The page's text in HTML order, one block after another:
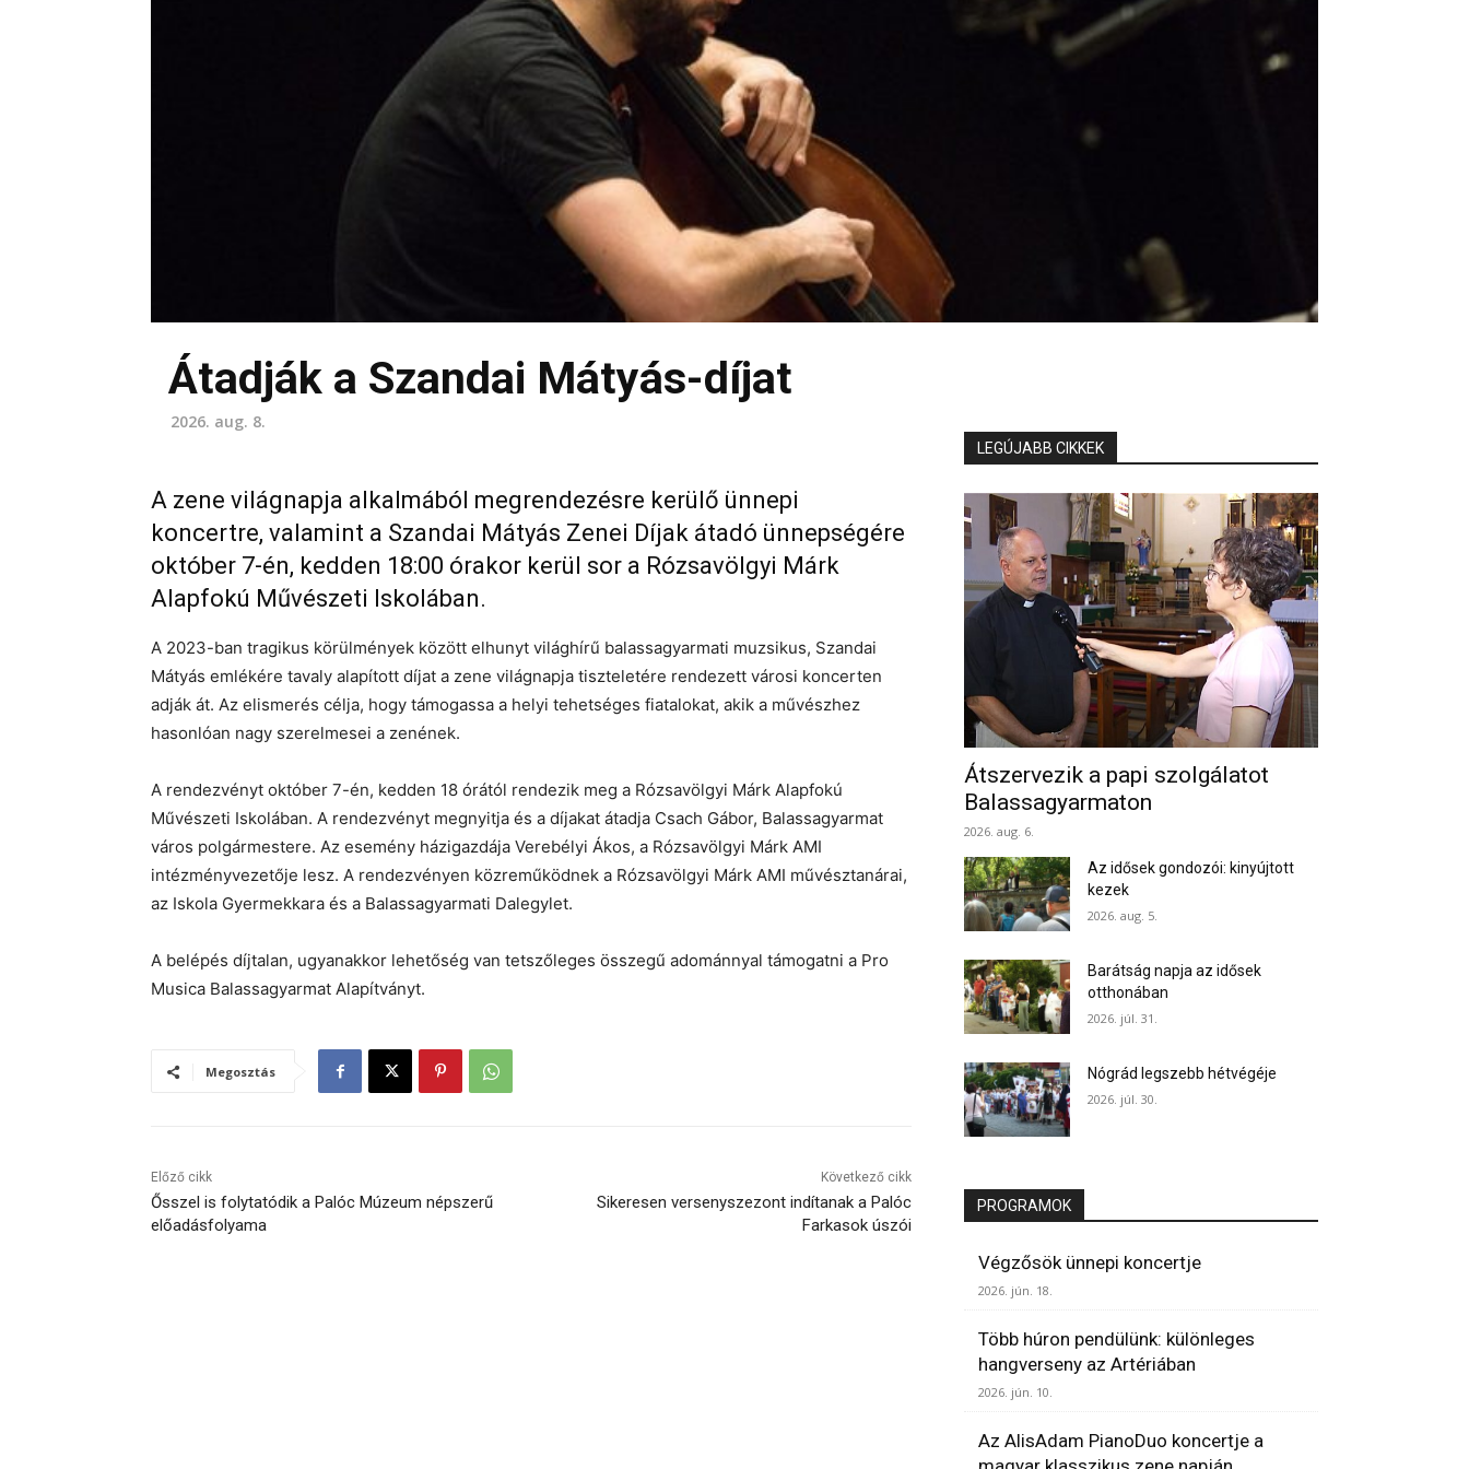
Átadják a Szandai Mátyás-díjat
2026. aug. 8.
A zene világnapja alkalmából megrendezésre kerülő ünnepi
koncertre, valamint a Szandai Mátyás Zenei Díjak átadó ünnepségére
október 7-én, kedden 18:00 órakor kerül sor a Rózsavölgyi Márk
Alapfokú Művészeti Iskolában.
A 2023-ban tragikus körülmények között elhunyt világhírű balassagyarmati muzsikus, Szandai
Mátyás emlékére tavaly alapított díjat a zene világnapja tiszteletére rendezett városi koncerten
adják át. Az elismerés célja, hogy támogassa a helyi tehetséges fiatalokat, akik a művészhez
hasonlóan nagy szerelmesei a zenének.
A rendezvényt október 7-én, kedden 18 órától rendezik meg a Rózsavölgyi Márk Alapfokú
Művészeti Iskolában. A rendezvényt megnyitja és a díjakat átadja Csach Gábor, Balassagyarmat
város polgármestere. Az esemény házigazdája Verebélyi Ákos, a Rózsavölgyi Márk AMI
intézményvezetője lesz. A rendezvényen közreműködnek a Rózsavölgyi Márk AMI művésztanárai,
az Iskola Gyermekkara és a Balassagyarmati Dalegylet.
A belépés díjtalan, ugyanakkor lehetőség van tetszőleges összegű adománnyal támogatni a Pro
Musica Balassagyarmat Alapítványt.
Megosztás
Előző cikk
Ősszel is folytatódik a Palóc Múzeum népszerű
előadásfolyama
Következő cikk
Sikeresen versenyszezont indítanak a Palóc
Farkasok úszói
LEGÚJABB CIKKEK
Átszervezik a papi szolgálatot
Balassagyarmaton
2026. aug. 6.
Az idősek gondozói: kinyújtott
kezek
2026. aug. 5.
Barátság napja az idősek
otthonában
2026. júl. 31.
Nógrád legszebb hétvégéje
2026. júl. 30.
PROGRAMOK
Végzősök ünnepi koncertje
2026. jún. 18.
Több húron pendülünk: különleges
hangverseny az Artériában
2026. jún. 10.
Az AlisAdam PianoDuo koncertje a